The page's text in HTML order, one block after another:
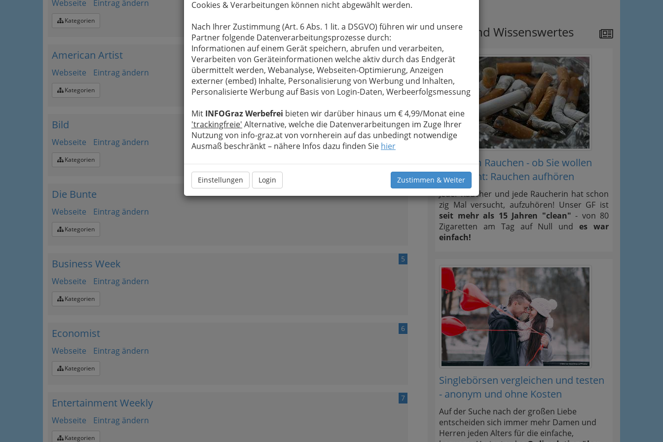
Cookies & Verarbeitungen können nicht abgewählt werden.
Nach Ihrer Zustimmung (Art. 6 Abs. 1 lit. a DSGVO) führen wir und unsere
Partner folgende Datenverarbeitungsprozesse durch:
Informationen auf einem Gerät speichern, abrufen und verarbeiten,
Verarbeiten von Geräteinformationen welche aktiv durch das Endgerät
übermittelt werden, Webanalyse, Webseiten-Optimierung, Anzeigen
externer (embed) Inhalte, Personalisierung von Werbung und Inhalten,
Personalisierte Werbung auf Basis von Login-Daten, Werbeerfolgsmessung
Mit INFOGraz Werbefrei bieten wir darüber hinaus um € 4,99/Monat eine
'trackingfreie' Alternative, welche die Datenverarbeitungen im Zuge Ihrer
Nutzung von info-graz.at von vornherein auf das unbedingt notwendige
Ausmaß beschränkt – nähere Infos dazu finden Sie hier
Einstellungen Login Zustimmen & Weiter
Webseite Eintrag ändern
Kategorien
2
American Artist
Webseite Eintrag ändern
Kategorien
3
Bild
Webseite Eintrag ändern
Kategorien
4
Die Bunte
Webseite Eintrag ändern
Kategorien
5
Business Week
Webseite Eintrag ändern
Kategorien
6
Economist
Webseite Eintrag ändern
Kategorien
7
Entertainment Weekly
Webseite Eintrag ändern
Kategorien
News und Wissenswertes
Weg vom Rauchen - ob Sie wollen
oder nicht: Rauchen aufhören
Jeder Raucher und jede Raucherin hat schon
zig Mal versucht, aufzuhören! Unser GF ist
seit mehr als 15 Jahren "clean" - von 80
Zigaretten am Tag auf Null undes war
einfach!
Singlebörsen vergleichen und testen
- anonym und ohne Kosten
Auf der Suche nach der großen Liebe
entscheiden sich immer mehr Damen und
Herren jeden Alters für die einfache,